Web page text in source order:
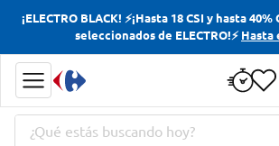
¡ELECTRO BLACK! ⚡¡Hasta 18 CSI y hasta
seleccionados de ELECTRO!⚡ Hasta
¿Qué estás buscando hoy?
Términos más buscados
Yerba
Cerveza
Doves